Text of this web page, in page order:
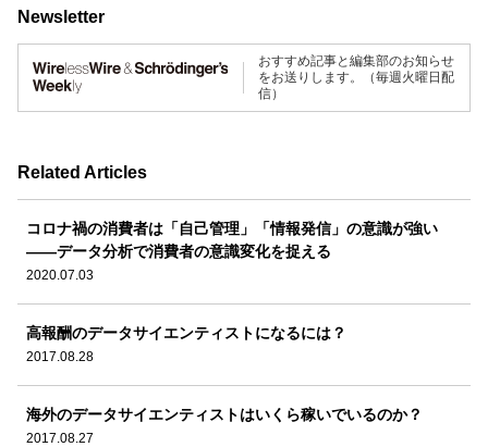
Newsletter
おすすめ記事と編集部のお知らせ
をお送りします。（毎週火曜日配
信）
Related Articles
コロナ禍の消費者は「自己管理」「情報発信」の意識が強い
――データ分析で消費者の意識変化を捉える
2020.07.03
高報酬のデータサイエンティストになるには？
2017.08.28
海外のデータサイエンティストはいくら稼いでいるのか？
2017.08.27